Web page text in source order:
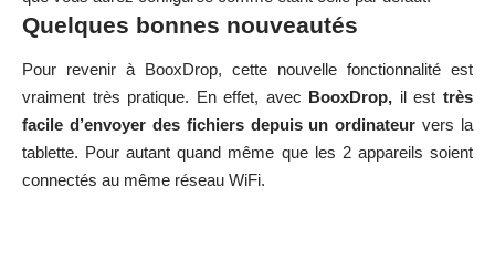
Quelques bonnes nouveautés
Pour revenir à BooxDrop, cette nouvelle fonctionnalité est
vraiment très pratique. En effet, avec BooxDrop, il esttrès
facile d’envoyer des fichiers depuis un ordinateur vers la
tablette. Pour autant quand même que les 2 appareils soient
connectés au même réseau WiFi.